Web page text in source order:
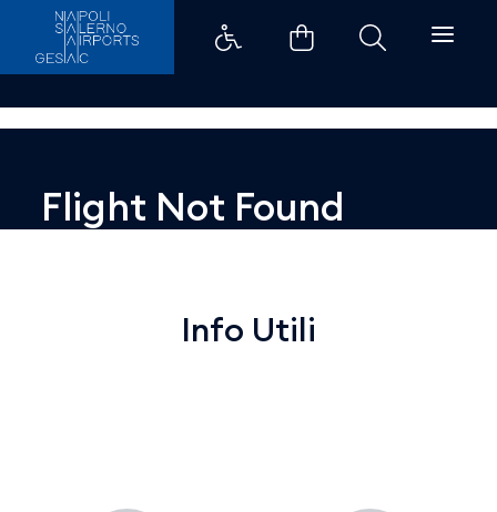
Dettaglio - Aeroporti di Napoli
Flight Not Found
Info Utili